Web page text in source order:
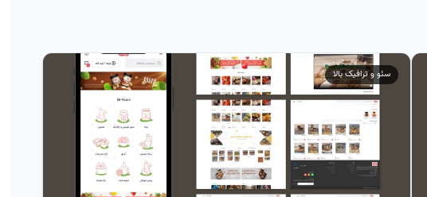
سئو و ترافیک بالا